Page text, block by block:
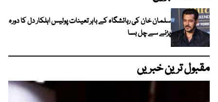
سلمان خان کی رہائشگاہ کے باہر تعینات پولیس اہلکار دل کا دورہ
پڑنے سے چل بسا
مقبول ترین خبریں